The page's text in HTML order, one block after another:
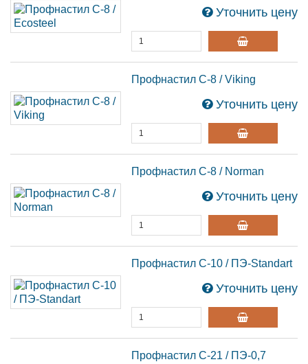
Уточнить цену
Профнастил С-8 / Viking
Уточнить цену
Профнастил С-8 / Norman
Уточнить цену
Профнастил С-10 / ПЭ-Standart
Уточнить цену
Профнастил С-21 / ПЭ-0,7